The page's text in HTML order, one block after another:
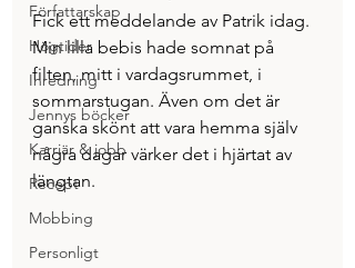
Författarskap
Högtider
Inredning
Jennys böcker
Karriär & jobb
Recept
Mobbing
Personligt
Fick ett meddelande av Patrik idag.
Min lilla bebis hade somnat på
filten, mitt i vardagsrummet, i
sommarstugan. Även om det är
ganska skönt att vara hemma själv
några dagar värker det i hjärtat av
längtan.